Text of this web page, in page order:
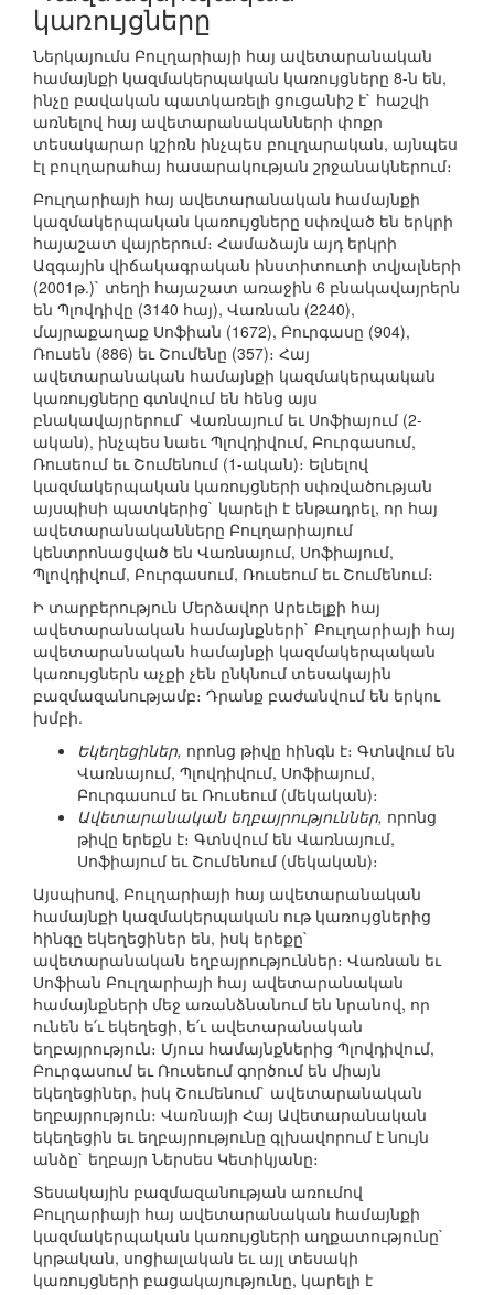
կառույցները
Ներկայումս Բուլղարիայի հայ ավետարանական
համայնքի կազմակերպական կառույցները 8-ն են,
ինչը բավական պատկառելի ցուցանիշ է` հաշվի
առնելով հայ ավետարանականների փոքր
տեսակարար կշիռն ինչպես բուլղարական, այնպես
էլ բուլղարահայ հասարակության շրջանակներում։
Բուլղարիայի հայ ավետարանական համայնքի
կազմակերպական կառույցները սփռված են երկրի
հայաշատ վայրերում։ Համաձայն այդ երկրի
Ազգային վիճակագրական ինստիտուտի տվյալների
(2001թ.)` տեղի հայաշատ առաջին 6 բնակավայրերն
են Պլովդիվը (3140 հայ), Վառնան (2240),
մայրաքաղաք Սոֆիան (1672), Բուրգասը (904),
Ռուսեն (886) եւ Շումենը (357)։ Հայ
ավետարանական համայնքի կազմակերպական
կառույցները գտնվում են հենց այս
բնակավայրերում` Վառնայում եւ Սոֆիայում (2-
ական), ինչպես նաեւ Պլովդիվում, Բուրգասում,
Ռուսեում եւ Շումենում (1-ական)։ Ելնելով
կազմակերպական կառույցների սփռվածության
այսպիսի պատկերից` կարելի է ենթադրել, որ հայ
ավետարանականները Բուլղարիայում
կենտրոնացված են Վառնայում, Սոֆիայում,
Պլովդիվում, Բուրգասում, Ռուսեում եւ Շումենում։
Ի տարբերություն Մերձավոր Արեւելքի հայ
ավետարանական համայնքների` Բուլղարիայի հայ
ավետարանական համայնքի կազմակերպական
կառույցներն աչքի չեն ընկնում տեսակային
բազմազանությամբ։ Դրանք բաժանվում են երկու
խմբի.
Եկեղեցիներ, որոնց թիվը հինգն է։ Գտնվում են
Վառնայում, Պլովդիվում, Սոֆիայում,
Բուրգասում եւ Ռուսեում (մեկական)։
Ավետարանական եղբայրություններ, որոնց
թիվը երեքն է։ Գտնվում են Վառնայում,
Սոֆիայում եւ Շումենում (մեկական)։
Այսպիսով, Բուլղարիայի հայ ավետարանական
համայնքի կազմակերպական ութ կառույցներից
հինգը եկեղեցիներ են, իսկ երեքը`
ավետարանական եղբայրություններ։ Վառնան եւ
Սոֆիան Բուլղարիայի հայ ավետարանական
համայնքների մեջ առանձնանում են նրանով, որ
ունեն ե՛ւ եկեղեցի, ե՛ւ ավետարանական
եղբայրություն։ Մյուս համայնքներից Պլովդիվում,
Բուրգասում եւ Ռուսեում գործում են միայն
եկեղեցիներ, իսկ Շումենում` ավետարանական
եղբայրություն։ Վառնայի Հայ Ավետարանական
եկեղեցին եւ եղբայրությունը գլխավորում է նույն
անձը` եղբայր Ներսես Կետիկյանը։
Տեսակային բազմազանության առումով
Բուլղարիայի հայ ավետարանական համայնքի
կազմակերպական կառույցների աղքատությունը`
կրթական, սոցիալական եւ այլ տեսակի
կառույցների բացակայությունը, կարելի է